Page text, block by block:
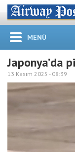
MENÜ
Japonya’da
13 Kasım 2025 - 08:39